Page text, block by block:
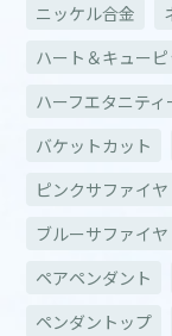
ニッケル合金
ハート＆キューピ
ハーフエタニティ
バケットカット
ピンクサファイヤ
ブルーサファイヤ
ペアペンダント
ペンダントップ